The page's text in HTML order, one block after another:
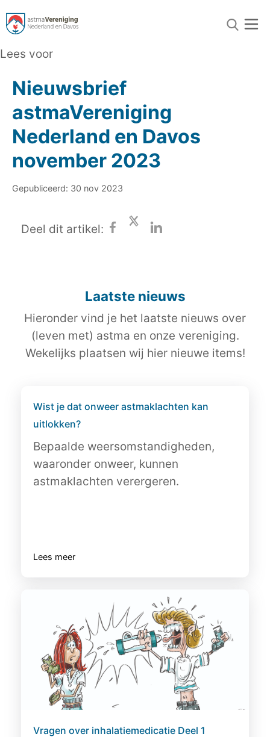
Lees voor
Nieuwsbrief
astmaVereniging
Nederland en Davos
november 2023
Gepubliceerd: 30 nov 2023
Deel dit artikel:
Laatste nieuws
Hieronder vind je het laatste nieuws over
(leven met) astma en onze vereniging.
Wekelijks plaatsen wij hier nieuwe items!
Wist je dat onweer astmaklachten kan
uitlokken?
Bepaalde weersomstandigheden,
waaronder onweer, kunnen
astmaklachten verergeren.
Lees meer
Vragen over inhalatiemedicatie Deel 1